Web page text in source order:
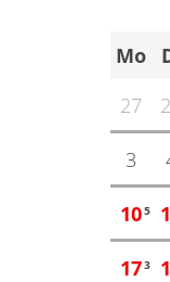
Mo
27
3
105
173